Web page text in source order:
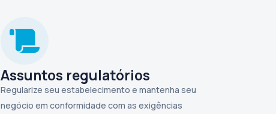
Assuntos regulatórios
Regularize seu estabelecimento e mantenha seu
negócio em conformidade com as exigências